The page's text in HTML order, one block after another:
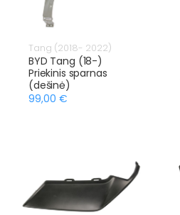
Tang (2018- 2022)
BYD Tang (18-)
Priekinis sparnas
(dešinė)
99,00 €